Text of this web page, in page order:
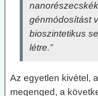
génmódosítást
bioszintetikus
létre.”
Az egyetlen kivétel,
megenged, a